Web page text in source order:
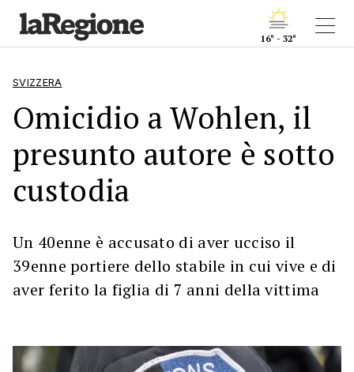
16° - 32°
SVIZZERA
Omicidio a Wohlen, il
presunto autore è sotto
custodia
Un 40enne è accusato di aver ucciso il
39enne portiere dello stabile in cui vive e di
aver ferito la figlia di 7 anni della vittima